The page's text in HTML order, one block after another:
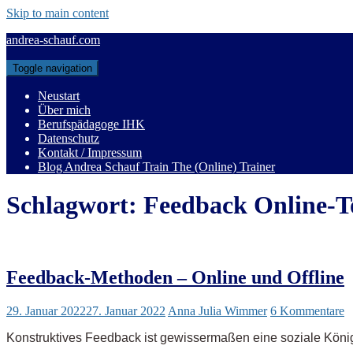
Skip to main content
andrea-schauf.com
Toggle navigation
Neustart
Über mich
Berufspädagoge IHK
Datenschutz
Kontakt / Impressum
Blog Andrea Schauf Train The (Online) Trainer
Schlagwort: Feedback Online-
Feedback-Methoden – Online und Offline
29. Januar 202227. Januar 2022 Anna Julia Wimmer 6 Kommentare
Konstruktives Feedback ist gewissermaßen eine soziale